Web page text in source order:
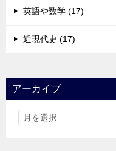
英語や数学 (17)
近現代史 (17)
アーカイブ